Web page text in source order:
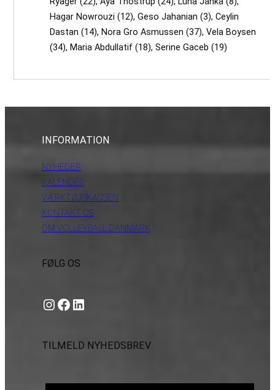
Hagar Nowrouzi (12), Geso Jahanian (3), Ceylin
Dastan (14), Nora Gro Asmussen (37), Vela Boysen
(34), Maria Abdullatif (18), Serine Gaceb (19)
INFORMATION
NYHEDER
KALENDER
VÆRKTØJSKASSEN
KONTAKT OS
OM VOLLEYBALL DANMARK
FØLG OS
Instagram https://www.facebook.com/danishbeachvolleytour LinkedIn
TILMELD NYHEDSBREV